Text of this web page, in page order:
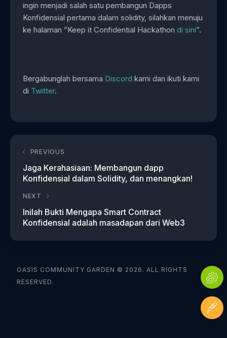
ingin menjadi salah satu pembangun Dapps
Konfidensial pertama dalam solidity, silahkan menuju
ke halaman “Keep it Confidential Hackathon di sini”.
Bergabunglah bersama Discord kami dan ikuti kami
di Twitter.
PREVIOUS
Jaga Kerahasiaan: Membangun dapp
Konfidensial dalam Solidity, dan menangkan!
NEXT
Inilah Bukti Mengapa Smart Contract
Konfidensial adalah masadapan dari Web3
OASIS COMMUNITY GARDEN © 2026. ALL RIGHTS
RESERVED.